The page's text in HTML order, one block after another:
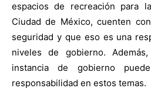
espacios de recreación para
Ciudad de México, cuenten
seguridad y que eso es una
niveles de gobierno.
instancia de gobierno
responsabilidad en estos temas.